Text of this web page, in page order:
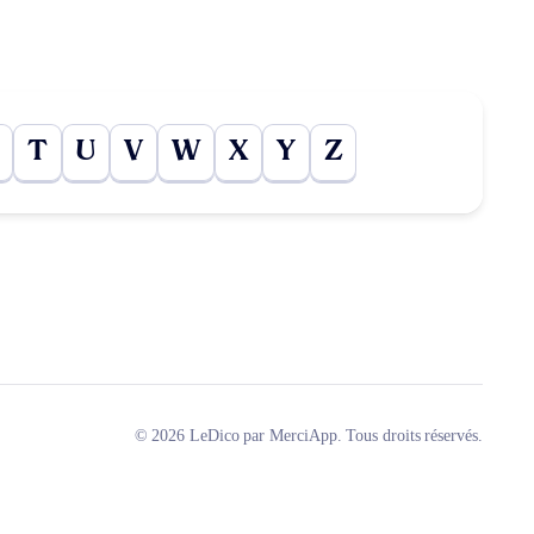
T U V W X Y Z
© 2026 LeDico par MerciApp. Tous droits réservés.